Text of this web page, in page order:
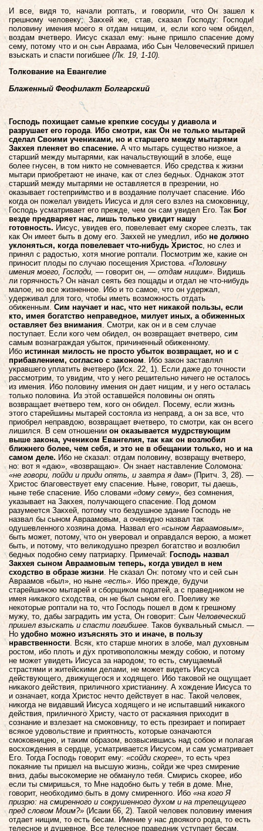
И все, видя то, начали роптать, и говорили, что Он зашел к
грешному человеку; Закхей же, став, сказал Господу: Господи!
половину имения моего я отдам нищим, и, если кого чем обидел,
воздам вчетверо. Иисус сказал ему: ныне пришло спасение дому
сему, потому что и он сын Авраама, ибо Сын Человеческий пришел
взыскать и спасти погибшее(Лк. 19, 1-10).
Толкование на Евангелие
Блаженный Феофилакт Болгарский
Господь похищает самые крепкие сосуды у диавола и
разрушает его города.
Ибо смотри, как Он не только мытарей
сделал Своими учениками, но и старшего между мытарями
Закхея пленяет во спасение. А что мытарь существо низкое, а
старший между мытарями, как начальствующий в злобе, еще
более гнусен, в том никто не сомневается. Ибо средства к жизни
мытари приобретают не иначе, как от слез бедных. Однакож этот
старший между мытарями не оставляется в презрении, но
оказывает гостеприимство и в воздаяние получает спасение. Ибо
когда он пожелал увидеть Иисуса и для сего взлез на смоковницу,
Господь усматривает его прежде, чем он сам увидел Его. Так Бог
везде предваряет нас, лишь только увидит нашу
готовность. Иисус, увидев его, повелевает ему скорее слезть, так
как Он имеет быть в дому его. Закхей не умедлил, ибо не должно
уклоняться, когда повелевает что-нибудь Христос, но слез и
принял с радостью, хотя многие роптали. Посмотрим же, какие он
приносит плоды по случаю посещения Христова. «Половину
имения моего, Господи, — говорит он, — отдам нищим». Видишь
ли горячность? Он начал сеять без пощады и отдал не что-нибудь
малое, но все жизненное. Ибо и то самое, что он удержал,
удерживал для того, чтобы иметь возможность отдать
обиженным. Сим научает и нас, что нет никакой пользы, если
кто, имея богатство неправедное, милует иных, а обиженных
оставляет без внимания . Смотри, как он и в сем случае
поступает. Если кого чем обидел, он возвращает вчетверо, сим
самым вознаграждая убыток, причиненный обиженному.
Ибо истинная милость не просто убыток возвращает, но и с
прибавлением, согласно с законом . Ибо закон заставлял
укравшего уплатить вчетверо (Исх. 22, 1). Если даже до точности
рассмотрим, то увидим, что у него решительно ничего не осталось
из имения. Ибо половину имения он дает нищим, и у него осталась
только половина. Из этой оставшейся половины он опять
возвращает вчетверо тем, кого он обидел. Посему, если жизнь
этого старейшины мытарей состояла из неправд, а он за все, что
приобрел неправдою, возвращает вчетверо, то смотри, как он всего
лишился. В сем отношении он оказывается мудрствующим
выше закона, учеником Евангелия, так как он возлюбил
ближнего более, чем себя, и это не в обещании только, но и на
самом деле. Ибо не сказал: отдам половину, возвращу вчетверо,
но: вот я «даю», «возвращаю». Он знает наставление Соломона:
«не говори, пойди и приди опять, и завтра я дам»(Притч. 3, 28). —
Христос благовествует ему спасение. Ныне, говорит, ты даешь,
ныне тебе спасение. Ибо словами «дому сему», без сомнения,
указывает на Закхея, получающего спасение. Под домом
разумеется Закхей, потому что бездушное здание Господь не
назвал бы сыном Авраамовым, а очевидно назвал так
одушевленного хозяина дома. Назвал его «сыном Авраамовым»,
быть может, потому, что он уверовал и оправдался верою, а может
быть, и потому, что великодушно презрел богатство и возлюбил
бедных подобно сему патриарху. Примечай: Господь назвал
Закхея сыном Авраамовым теперь, когда увидел в нем
сходство в образе жизни. Не сказал Он: потому что и сей сын
Авраамов «был», но ныне «есть». Ибо прежде, будучи
старейшиною мытарей и сборщиком податей, а с праведником не
имея никакого сходства, он не был сыном его. Поелику же
некоторые роптали на то, что Господь пошел в дом к грешному
мужу, то, дабы заградить им уста, Он говорит: Сын Человеческий
пришел взыскать и спасти погибшее. Таков буквальный смысл. —
Но удобно можно изъяснять это и иначе, в пользу
нравственности. Всяк, кто старше многих в злобе, мал духовным
ростом, ибо плоть и дух противоположны между собою, и потому
не может увидеть Иисуса за народом; то есть, смущаемый
страстями и житейскими делами, не может видеть Иисуса
действующего, движущегося и ходящего. Ибо таковой не ощущает
никакого действия, приличного христианину. А хождение Иисуса то
и означает, когда Христос нечто действует в нас. Такой человек,
никогда не видавший Иисуса ходящего и не испытавший никакого
действия, приличного Христу, часто от раскаяния приходит в
сознание и взлезает на смоковницу, то есть презирает и попирает
всякое удовольствие и приятность, которые означаются
смоковницею, и таким образом, возвысившись над собою и полагая
восхождения в сердце, усматривается Иисусом, и сам усматривает
Его. Тогда Господь говорит ему: «сойди скорее», то есть чрез
покаяние ты пришел на высшую жизнь, сойди же чрез смирение
вниз, дабы высокомерие не обмануло тебя. Смирись скорее, ибо
если ты смиришься, то Мне надобно быть у тебя в доме. Мне,
говорит, необходимо быть в дому смиренного. Ибо «на кого Я
призрю: на смиренного и сокрушенного духом и на трепещущего
пред словом Моим?»(Исаии 66, 2). Такой человек половину имения
отдает нищим, то есть бесам. Имение у нас двоякого рода, то есть
телесное и душевное. Все телесное праведник уступает бесам,